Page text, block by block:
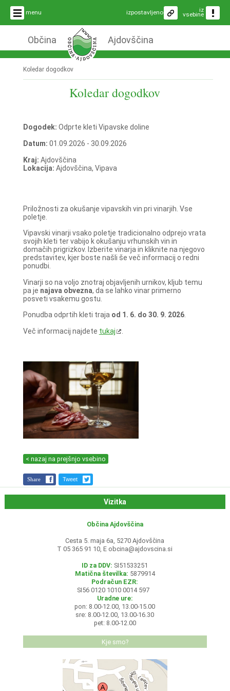
menu iz
vsebine
izpostavljeno
Občina Ajdovščina
Koledar dogodkov
Koledar dogodkov
Dogodek: Odprte kleti Vipavske doline
Datum: 01.09.2026 - 30.09.2026
Kraj: Ajdovščina
Lokacija: Ajdovščina, Vipava
Priložnosti za okušanje vipavskih vin pri vinarjih. Vse
poletje.
Vipavski vinarji vsako poletje tradicionalno odprejo vrata
svojih kleti ter vabijo k okušanju vrhunskih vin in
domačih prigrizkov. Izberite vinarja in kliknite na njegovo
predstavitev, kjer boste našli še več informacij o redni
ponudbi.
Vinarji so na voljo znotraj objavljenih urnikov, kljub temu
pa je najava obvezna, da se lahko vinar primerno
posveti vsakemu gostu.
Ponudba odprtih kleti traja od 1. 6. do 30. 9. 2026.
Več informacij najdete tukaj
< nazaj na prejšnjo vsebino
Share Tweet
Vizitka
Občina Ajdovščina
Cesta 5. maja 6a, 5270 Ajdovščina
T 05 365 91 10, E obcina@ajdovscina.si
ID za DDV: SI51533251
Matična številka: 5879914
Podračun EZR:
SI56 0120 1010 0014 597
Uradne ure:
pon: 8.00-12.00, 13.00-15.00
sre: 8.00-12.00, 13.00-16.30
pet: 8.00-12.00
Kje smo?